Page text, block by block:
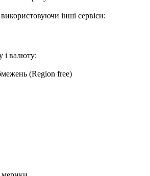
інші сервіси:
і валюту:
(Region free)